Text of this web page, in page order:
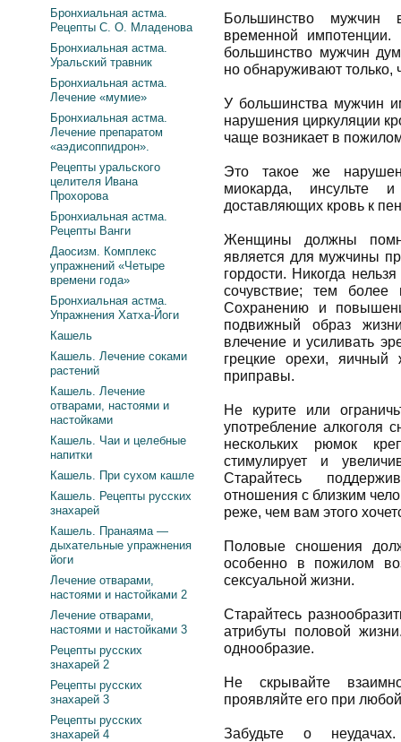
Большинство
временной
большинство мужчин
но обнаруживают только,
У большинства мужчин
нарушения циркуляции
чаще возникает в
Это такое же
миокарда, инсульте
доставляющих кровь к
Женщины должны
является для мужчины
гордости. Никогда
сочувствие; тем более
Сохранению и
подвижный образ
влечение и усиливать
грецкие орехи, яичный
приправы.
Не курите или
употребление алкоголя
нескольких рюмок
стимулирует и
Старайтесь
отношения с близким
реже, чем вам этого
Половые сношения
особенно в пожилом
сексуальной жизни.
Старайтесь
атрибуты половой
однообразие.
Не скрывайте
проявляйте его при
Забудьте о
Бронхиальная астма.
Рецепты С. О. Младенова
Бронхиальная астма.
Уральский травник
Бронхиальная астма.
Лечение «мумие»
Бронхиальная астма.
Лечение препаратом
«аэдисоппидрон».
Рецепты уральского
целителя Ивана
Прохорова
Бронхиальная астма.
Рецепты Ванги
Даосизм. Комплекс
упражнений «Четыре
времени года»
Бронхиальная астма.
Упражнения Хатха-Йоги
Кашель
Кашель. Лечение соками
растений
Кашель. Лечение
отварами, настоями и
настойками
Кашель. Чаи и целебные
напитки
Кашель. При сухом кашле
Кашель. Рецепты русских
знахарей
Кашель. Пранаяма —
дыхательные упражнения
йоги
Лечение отварами,
настоями и настойками 2
Лечение отварами,
настоями и настойками 3
Рецепты русских
знахарей 2
Рецепты русских
знахарей 3
Рецепты русских
знахарей 4